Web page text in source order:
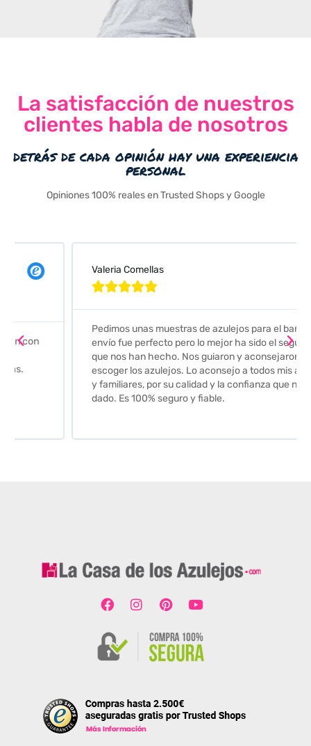
La satisfacción de nuestros
clientes habla de nosotros
detrás de cada opinión hay una experiencia
personal
Opiniones 100% reales en Trusted Shops y Google
Valeria Comellas

Pedimos unas muestras de azulejos para el baño. El
envío fue perfecto pero lo mejor ha sido el seguimiento
que nos han hecho. Nos guiaron y aconsejaron para
escoger los azulejos. Lo aconsejo a todos mis amigos
y familiares, por su calidad y la confianza que nos han
dado. Es 100% seguro y fiable.